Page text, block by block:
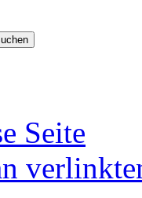
Seite